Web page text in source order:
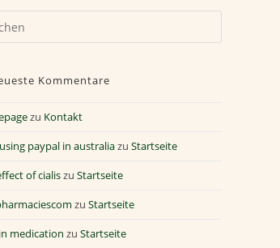
Kommentare
zu Kontakt
paypal in australiazu Startseite
of cialiszu Startseite
zu Startseite
medication zu Startseite